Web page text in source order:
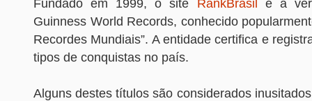
Fundado em 1999, o site RankBrasil é a
Guinness World Records, conhecido
Recordes Mundiais”. A entidade certifica e
tipos de conquistas no país.
Alguns destes títulos são considerados